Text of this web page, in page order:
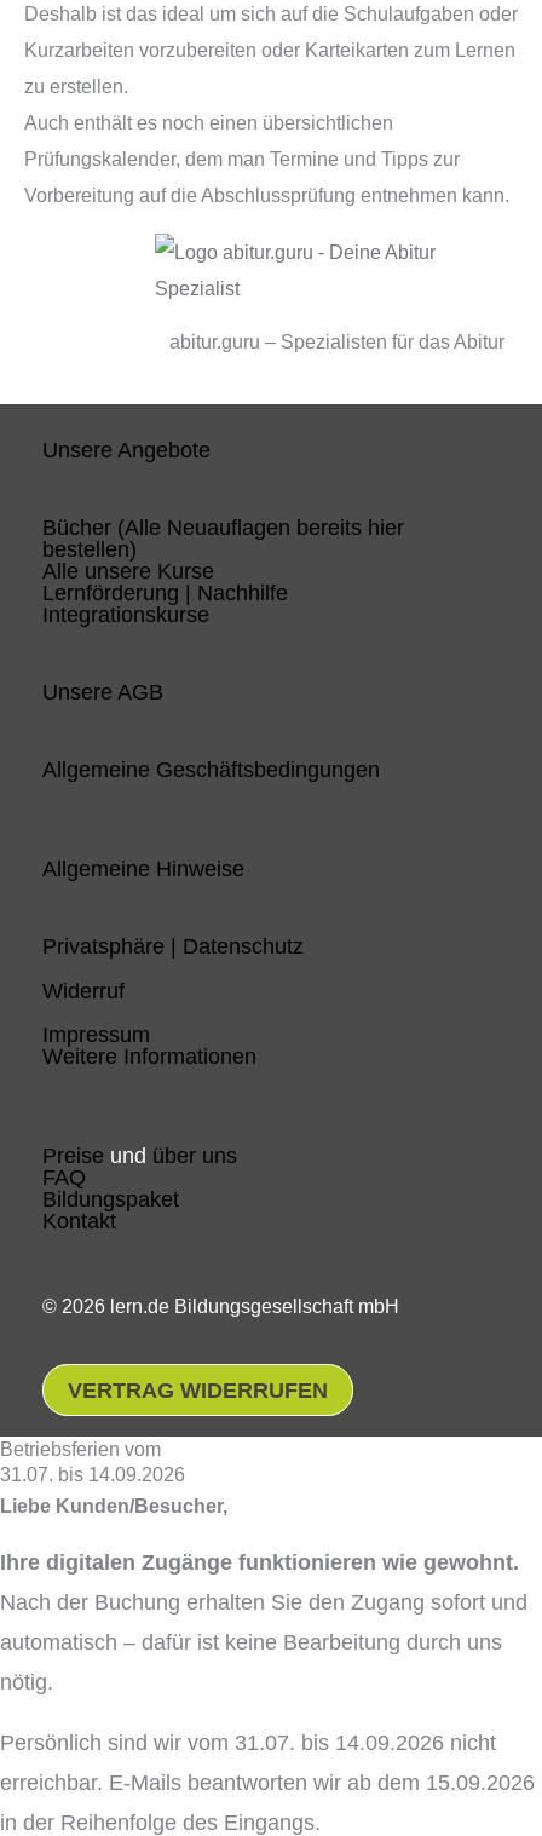
Deshalb ist das ideal um sich auf die Schulaufgaben oder
Kurzarbeiten vorzubereiten oder Karteikarten zum Lernen
zu erstellen.
Auch enthält es noch einen übersichtlichen
Prüfungskalender, dem man Termine und Tipps zur
Vorbereitung auf die Abschlussprüfung entnehmen kann.
abitur.guru – Spezialisten für das Abitur
Unsere Angebote
Bücher (Alle Neuauflagen bereits hier
bestellen)
Alle unsere Kurse
Lernförderung | Nachhilfe
Integrationskurse
Unsere AGB
Allgemeine Geschäftsbedingungen
Allgemeine Hinweise
Privatsphäre | Datenschutz
Widerruf
Impressum
Weitere Informationen
Preise und über uns
FAQ
Bildungspaket
Kontakt
© 2026 lern.de Bildungsgesellschaft mbH
VERTRAG WIDERRUFEN
Betriebsferien vom
31.07. bis 14.09.2026
Liebe Kunden/Besucher,
Ihre digitalen Zugänge funktionieren wie gewohnt.
Nach der Buchung erhalten Sie den Zugang sofort und
automatisch – dafür ist keine Bearbeitung durch uns
nötig.
Persönlich sind wir vom 31.07. bis 14.09.2026 nicht
erreichbar. E-Mails beantworten wir ab dem 15.09.2026
in der Reihenfolge des Eingangs.